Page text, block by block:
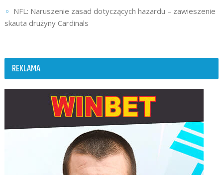
NFL: Naruszenie zasad dotyczących hazardu – zawieszenie
skauta drużyny Cardinals
REKLAMA